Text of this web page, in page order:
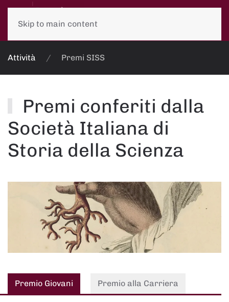
Skip to main content
Attività Premi SISS
Premi conferiti dalla
Società Italiana di
Storia della Scienza
Premio Giovani Premio alla Carriera